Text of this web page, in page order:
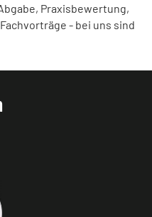
Praxisbewertung,
- bei uns sind